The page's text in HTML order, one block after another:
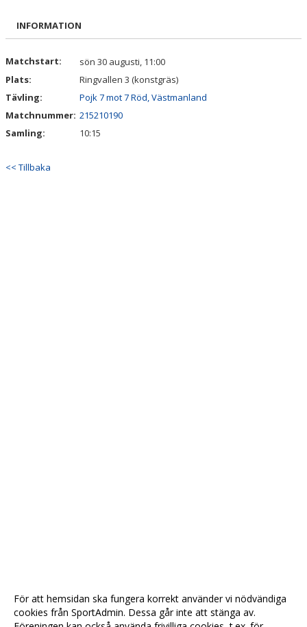
DOKUMENT
INTRESSEANMÄLAN
INFORMATION
Matchstart:
sön 30 augusti, 11:00
Plats:
Ringvallen 3 (konstgräs)
Tävling:
Pojk 7 mot 7 Röd, Västmanland
Matchnummer: 215210190
Samling:
10:15
<< Tillbaka
För att hemsidan ska fungera korrekt använder vi nödvändiga
cookies från SportAdmin. Dessa går inte att stänga av.